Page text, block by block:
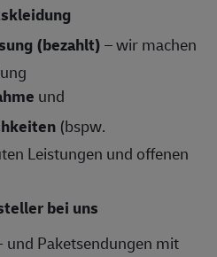
(bezahlt)– wir machen
und
(bspw.
Leistungen und offenen
bei uns
und Paketsendungen mit